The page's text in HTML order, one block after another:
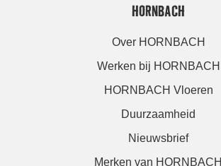
HORNBACH
Over HORNBACH
Werken bij HORNBACH
HORNBACH Vloeren
Duurzaamheid
Nieuwsbrief
Merken van HORNBACH